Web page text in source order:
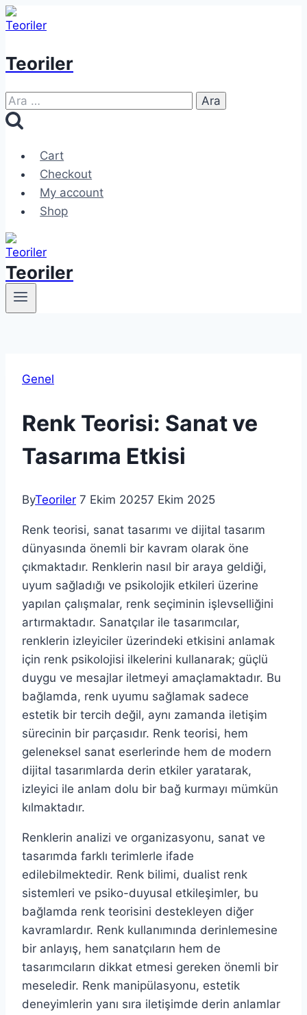
Skip
to
Teoriler
Arama:
Cart
Checkout
My account
Shop
Teoriler
Genel
Renk Teorisi: Sanat ve
Tasarıma Etkisi
ByTeoriler 7 Ekim 20257 Ekim 2025
Renk teorisi, sanat tasarımı ve dijital tasarım
dünyasında önemli bir kavram olarak öne
çıkmaktadır. Renklerin nasıl bir araya geldiği,
uyum sağladığı ve psikolojik etkileri üzerine
yapılan çalışmalar, renk seçiminin işlevselliğini
artırmaktadır. Sanatçılar ile tasarımcılar,
renklerin izleyiciler üzerindeki etkisini anlamak
için renk psikolojisi ilkelerini kullanarak; güçlü
duygu ve mesajlar iletmeyi amaçlamaktadır. Bu
bağlamda, renk uyumu sağlamak sadece
estetik bir tercih değil, aynı zamanda iletişim
sürecinin bir parçasıdır. Renk teorisi, hem
geleneksel sanat eserlerinde hem de modern
dijital tasarımlarda derin etkiler yaratarak,
izleyici ile anlam dolu bir bağ kurmayı mümkün
kılmaktadır.
Renklerin analizi ve organizasyonu, sanat ve
tasarımda farklı terimlerle ifade
edilebilmektedir. Renk bilimi, dualist renk
sistemleri ve psiko-duyusal etkileşimler, bu
bağlamda renk teorisini destekleyen diğer
kavramlardır. Renk kullanımında derinlemesine
bir anlayış, hem sanatçıların hem de
tasarımcıların dikkat etmesi gereken önemli bir
meseledir. Renk manipülasyonu, estetik
deneyimlerin yanı sıra iletişimde derin anlamlar